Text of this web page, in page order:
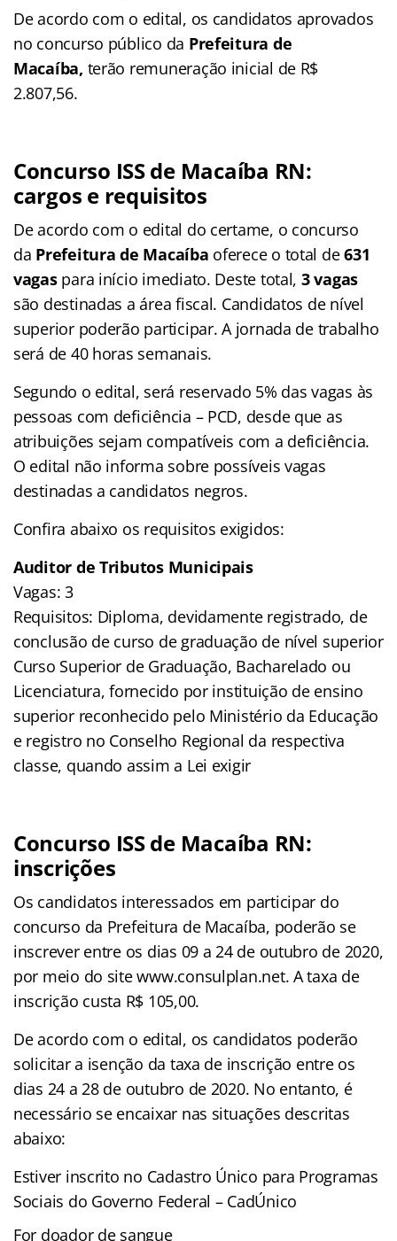
De acordo com o edital, os candidatos aprovados
no concurso público da Prefeitura de
Macaíba, terão remuneração inicial de R$
2.807,56.
Concurso ISS de Macaíba RN:
cargos e requisitos
De acordo com o edital do certame, o concurso
da Prefeitura de Macaíba oferece o total de631
vagaspara início imediato. Deste total, 3 vagas
são destinadas a área fiscal. Candidatos de nível
superior poderão participar. A jornada de trabalho
será de 40 horas semanais.
Segundo o edital, será reservado 5% das vagas às
pessoas com deficiência – PCD, desde que as
atribuições sejam compatíveis com a deficiência.
O edital não informa sobre possíveis vagas
destinadas a candidatos negros.
Confira abaixo os requisitos exigidos:
Auditor de Tributos Municipais
Vagas: 3
Requisitos: Diploma, devidamente registrado, de
conclusão de curso de graduação de nível superior
Curso Superior de Graduação, Bacharelado ou
Licenciatura, fornecido por instituição de ensino
superior reconhecido pelo Ministério da Educação
e registro no Conselho Regional da respectiva
classe, quando assim a Lei exigir
Concurso ISS de Macaíba RN:
inscrições
Os candidatos interessados em participar do
concurso da Prefeitura de Macaíba, poderão se
inscrever entre os dias 09 a 24 de outubro de 2020,
por meio do site www.consulplan.net. A taxa de
inscrição custa R$ 105,00.
De acordo com o edital, os candidatos poderão
solicitar a isenção da taxa de inscrição entre os
dias 24 a 28 de outubro de 2020. No entanto, é
necessário se encaixar nas situações descritas
abaixo:
Estiver inscrito no Cadastro Único para Programas
Sociais do Governo Federal – CadÚnico
For doador de sangue